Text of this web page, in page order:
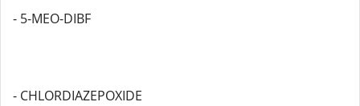
- 5-MEO-DIBF
- CHLORDIAZEPOXIDE